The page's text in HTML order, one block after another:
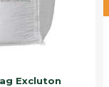
Excluton